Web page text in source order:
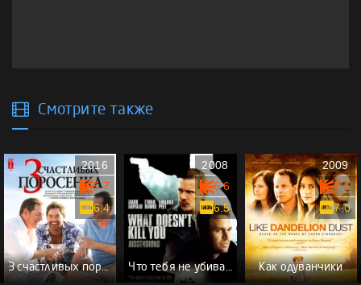
Смотрите также
3 счастливых поросенка
2016
5.7
6.4
Что тебя не убивает
2008
6.6
6.5
Как одуванчики
2009
7.1
7.0